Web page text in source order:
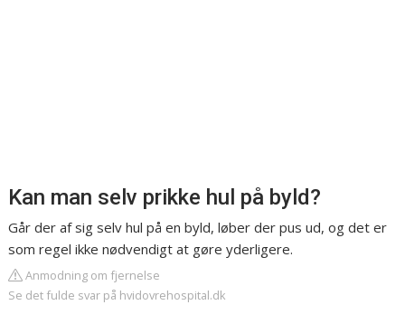
Kan man selv prikke hul på byld?
Går der af sig selv hul på en byld, løber der pus ud, og det er
som regel ikke nødvendigt at gøre yderligere.
Anmodning om fjernelse
Se det fulde svar på hvidovrehospital.dk